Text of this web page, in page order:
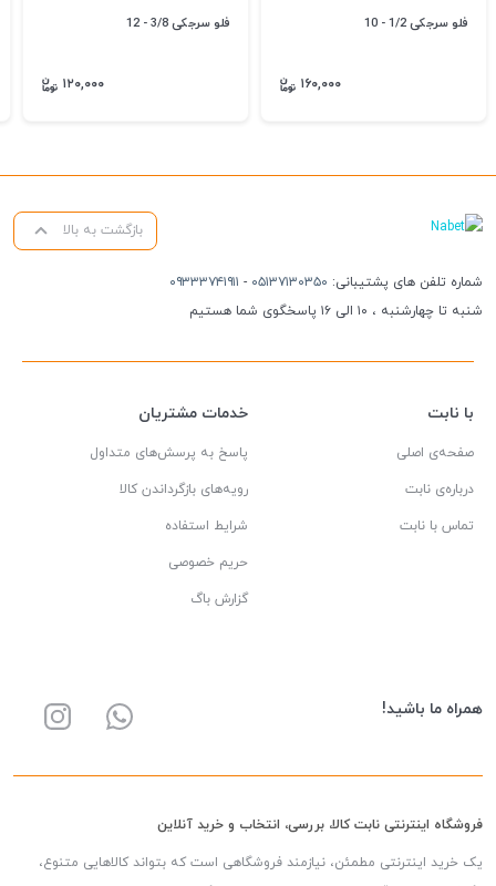
فلو سرجکی 1/2 - 10
۱۶۰,۰۰۰
فلو سرجکی 3/8 - 12
۱۲۰,۰۰۰
بازگشت به بالا
شماره تلفن های پشتیبانی: ۰۵۱۳۷۱۳۰۳۵۰ - ۰۹۳۳۳۷۴۱۹۱۱
شنبه تا چهارشنبه ، ۱۰ الی ۱۶ پاسخگوی شما هستیم
با نابت
صفحه‌ی اصلی
درباره‌ی نابت
تماس با نابت
خدمات مشتریان
پاسخ به پرسش‌های متداول
رویه‌های بازگرداندن کالا
شرایط استفاده
حریم خصوصی
گزارش باگ
همراه ما باشید!
فروشگاه اینترنتی نابت کالا، بررسی، انتخاب و خرید آنلاین
یک خرید اینترنتی مطمئن، نیازمند فروشگاهی است که بتواند کالاهایی متنوع،